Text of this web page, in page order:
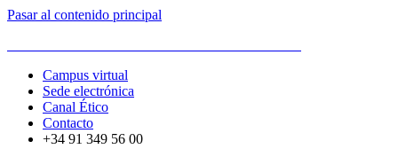
Pasar al contenido principal
Campus virtual
Sede electrónica
Canal Ético
Contacto
+34 91 349 56 00